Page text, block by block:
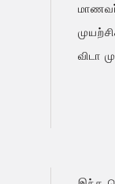
விடா